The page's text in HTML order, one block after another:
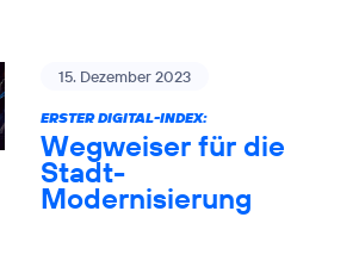
15. Dezember 2023
ERSTER DIGITAL-INDEX:
Wegweiser für die
Stadt-
Modernisierung